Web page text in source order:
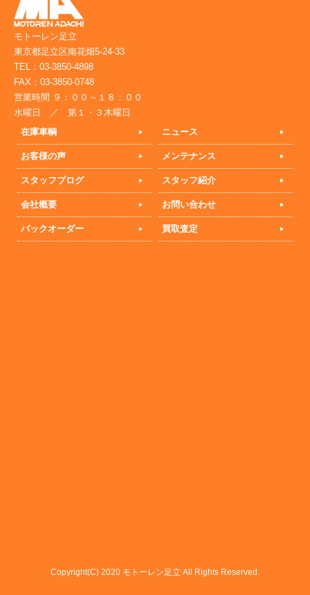
モトーレン足立
東京都足立区南花畑5-24-33
TEL：03-3850-4898
FAX：03-3850-0748
営業時間 ９：００～１８：００
水曜日 ／ 第１・３木曜日
在庫車輌
ニュース
お客様の声 メンテナンス
スタッフブログ スタッフ紹介
会社概要 お問い合わせ
バックオーダー 買取査定
Copyright(C) 2020 モトーレン足立 All Rights Reserved.